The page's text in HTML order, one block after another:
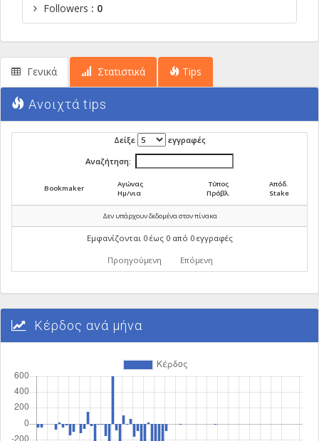
Followers : 0
Γενικά Στατιστικά Tips
Ανοιχτά tips
Δείξε εγγραφές
Αναζήτηση:
Bookmaker
Αγώνας
Ημ/νια
Τύπος
Πρόβλ.
Απόδ.
Stake
Δεν υπάρχουν δεδομένα στον πίνακα
Εμφανίζονται 0 έως 0 από 0 εγγραφές
Προηγούμενη Επόμενη
Κέρδος ανά μήνα